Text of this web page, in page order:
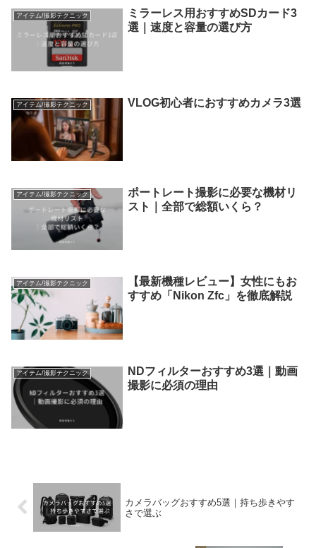
アイテム/撮影テクニック
ミラーレス用おすすめSDカード3
選｜速度と容量の選び方
アイテム/撮影テクニック VLOG初心者におすすめカメラ3選
アイテム/撮影テクニック
ポートレート撮影に必要な機材リ
スト｜全部で総額いくら？
アイテム/撮影テクニック
【最新機種レビュー】女性にもお
すすめ「Nikon Zfc」を徹底解説
アイテム/撮影テクニック
NDフィルターおすすめ3選｜動画
撮影に必須の理由
カメラバッグおすすめ5選｜持ち歩きやす
さで選ぶ